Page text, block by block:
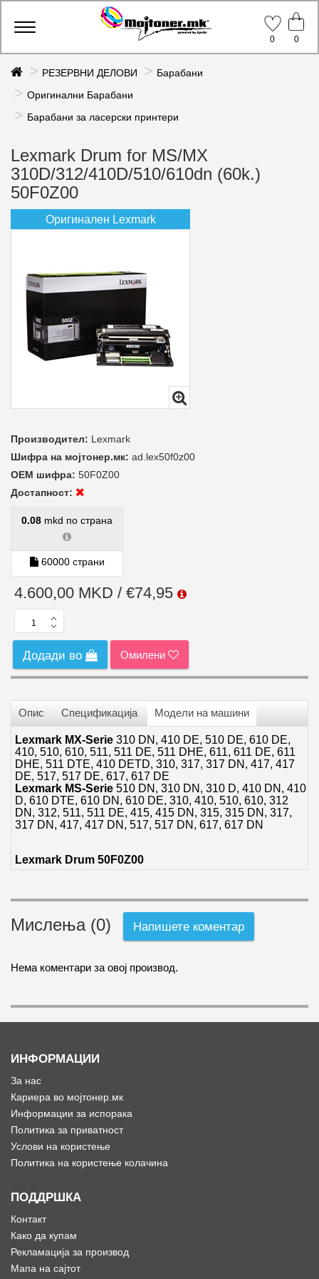
Toggle
0
0
РЕЗЕРВНИ ДЕЛОВИ
Барабани
Оригинални Барабани
Барабани за ласерски принтери
Lexmark Drum for MS/MX
310D/312/410D/510/610dn (60k.)
50F0Z00
Оригинален Lexmark
Производител: Lexmark
Шифра на мојтонер.мк: ad.lex50f0z00
ОЕМ шифра: 50F0Z00
Достапност:
0.08 mkd по страна
60000 страни
4.600,00 MKD / €74,95
Додади во Омилени
Опис Спецификација Модели на машини
Lexmark MX-Serie 310 DN, 410 DE, 510 DE, 610 DE,
410, 510, 610, 511, 511 DE, 511 DHE, 611, 611 DE, 611
DHE, 511 DTE, 410 DETD, 310, 317, 317 DN, 417, 417
DE, 517, 517 DE, 617, 617 DE
Lexmark MS-Serie 510 DN, 310 DN, 310 D, 410 DN, 410
D, 610 DTE, 610 DN, 610 DE, 310, 410, 510, 610, 312
DN, 312, 511, 511 DE, 415, 415 DN, 315, 315 DN, 317,
317 DN, 417, 417 DN, 517, 517 DN, 617, 617 DN
Lexmark Drum 50F0Z00
Мислења (0) Напишете коментар
Нема коментари за овој производ.
ИНФОРМАЦИИ
За нас
Кариера во мојтонер.мк
Информации за испорака
Политика за приватност
Услови на користење
Политика на користење колачина
ПОДДРШКА
Контакт
Како да купам
Рекламација за производ
Мапа на сајтот